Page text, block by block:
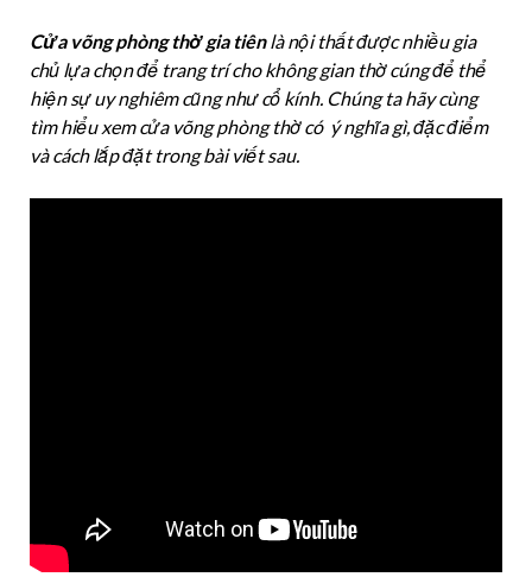
Cửa võng phòng thờ gia tiênlà nội thất được nhiều gia
chủ lựa chọn để trang trí cho không gian thờ cúng để thể
hiện sự uy nghiêm cũng như cổ kính. Chúng ta hãy cùng
tìm hiểu xem cửa võng phòng thờ có ý nghĩa gì, đặc điểm
và cách lắp đặt trong bài viết sau.